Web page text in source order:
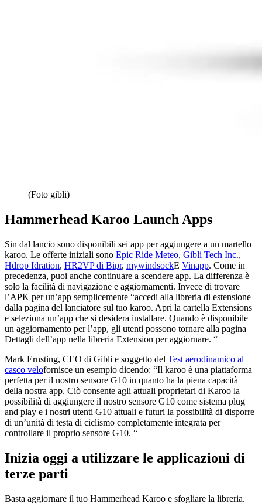
(Foto gibli)
Hammerhead Karoo Launch Apps
Sin dal lancio sono disponibili sei app per aggiungere a un martello
karoo. Le offerte iniziali sono Epic Ride Meteo, Gibli Tech Inc.,
Hdrop Idration, HR2VP di Bipr, mywindsockE Vinapp. Come in
precedenza, puoi anche continuare a scendere app. La differenza è
solo la facilità di navigazione e aggiornamenti. Invece di trovare
l’APK per un’app semplicemente “accedi alla libreria di estensione
dalla pagina del lanciatore sul tuo karoo. Apri la cartella Extensions
e seleziona un’app che si desidera installare. Quando è disponibile
un aggiornamento per l’app, gli utenti possono tornare alla pagina
Dettagli dell’app nella libreria Extension per aggiornare. “
Mark Ernsting, CEO di Gibli e soggetto del Test aerodinamico al
casco velofornisce un esempio dicendo: “Il karoo è una piattaforma
perfetta per il nostro sensore G10 in quanto ha la piena capacità
della nostra app. Ciò consente agli attuali proprietari di Karoo la
possibilità di aggiungere il nostro sensore G10 come sistema plug
and play e i nostri utenti G10 attuali e futuri la possibilità di disporre
di un’unità di testa di ciclismo completamente integrata per
controllare il proprio sensore G10. “
Inizia oggi a utilizzare le applicazioni di
terze parti
Basta aggiornare il tuo Hammerhead Karoo e sfogliare la libreria.